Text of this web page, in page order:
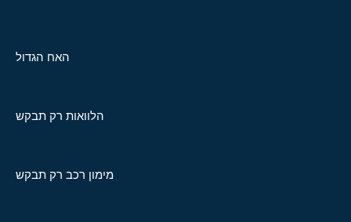
האח הגדול
הלוואות רק תבקש
מימון רכב רק תבקש